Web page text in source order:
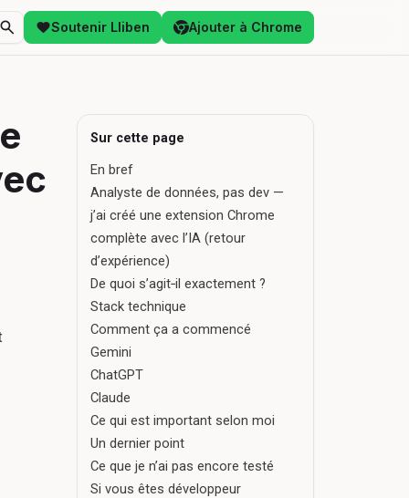
Soutenir Lliben Ajouter à Chrome
Sur cette page
En bref
Analyste de données, pas dev —
j’ai créé une extension Chrome
complète avec l’IA (retour
d’expérience)
De quoi s’agit‑il exactement ?
Stack technique
Comment ça a commencé
Gemini
ChatGPT
Claude
Ce qui est important selon moi
Un dernier point
Ce que je n’ai pas encore testé
Si vous êtes développeur